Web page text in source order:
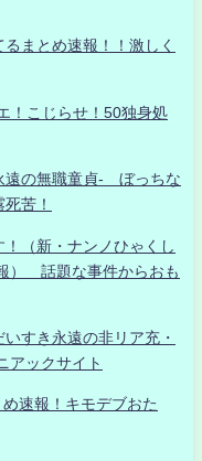
まとめ速報！！激しく
！こじらせ！50独身処
の無職童貞- ぼっちな
苦！
（新・ナンノひゃくし
） 話題な事件からおも
すき永遠の非リア充・
アックサイト
速報！キモデブおた